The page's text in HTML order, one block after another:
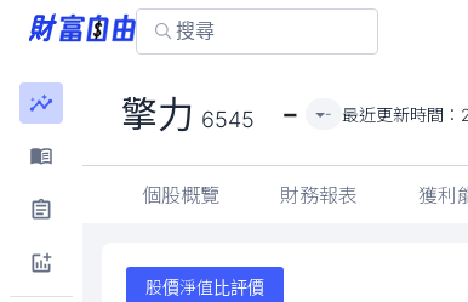
擎力 6545 - - 最近更新時間：
個股概覽 財務報表 獲利
股價淨值比評價